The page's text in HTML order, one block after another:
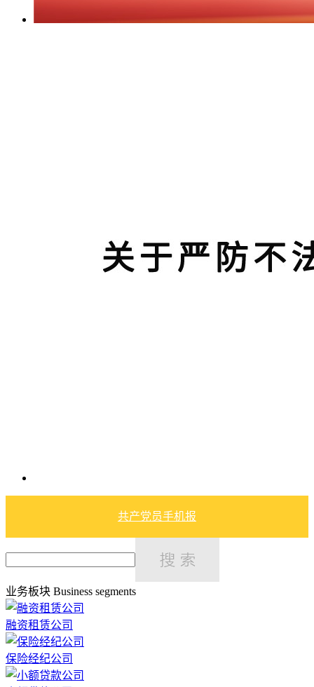
共产党员手机报
业务板块 Business segments
融资租赁公司
保险经纪公司